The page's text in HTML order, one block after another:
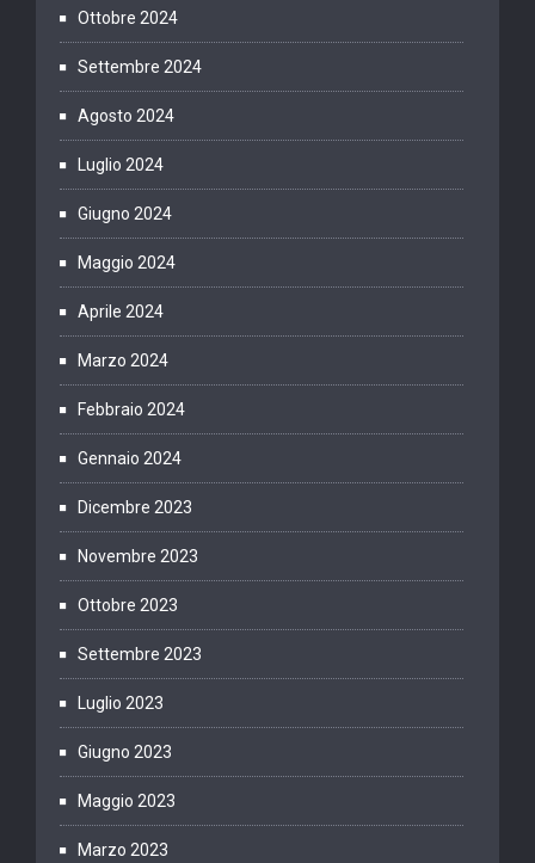
Ottobre 2024
Settembre 2024
Agosto 2024
Luglio 2024
Giugno 2024
Maggio 2024
Aprile 2024
Marzo 2024
Febbraio 2024
Gennaio 2024
Dicembre 2023
Novembre 2023
Ottobre 2023
Settembre 2023
Luglio 2023
Giugno 2023
Maggio 2023
Marzo 2023